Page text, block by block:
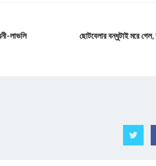
লাভলি ছোটবেলার বন্ধুটাই মরে গেল,